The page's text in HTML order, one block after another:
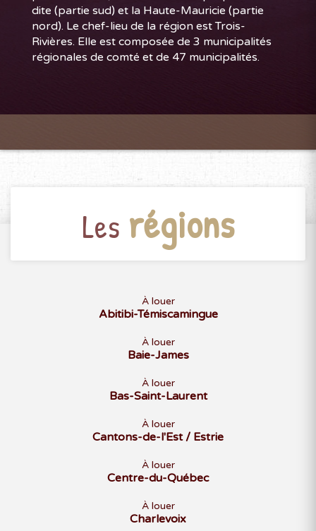
dite (partie sud) et la Haute-Mauricie (partie
nord). Le chef-lieu de la région est Trois-
Rivières. Elle est composée de 3 municipalités
régionales de comté et de 47 municipalités.
Les régions
À louer
Abitibi-Témiscamingue
À louer
Baie-James
À louer
Bas-Saint-Laurent
À louer
Cantons-de-l'Est / Estrie
À louer
Centre-du-Québec
À louer
Charlevoix